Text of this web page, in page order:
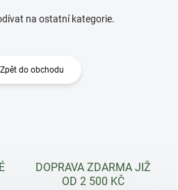
na ostatní kategorie.
Zpět do obchodu
DOPRAVA ZDARMA JIŽ
OD 2 500 KČ